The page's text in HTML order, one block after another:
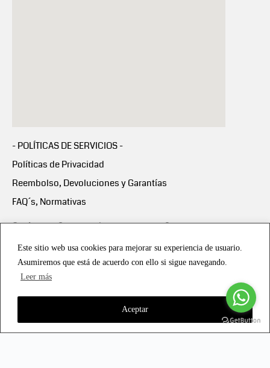
Este sitio web usa cookies para mejorar su experiencia de usuario.
Asumiremos que está de acuerdo con ello si sigue navegando.
Leer más
Aceptar
- POLÍTICAS DE SERVICIOS -
Políticas de Privacidad
Reembolso, Devoluciones y Garantías
FAQ´s, Normativas
Scalapay:Compra ahora y paga en 3 cuotas
Scalapay Política Privacidad
Copyright © 2021 all rights reserved - Vialmotor